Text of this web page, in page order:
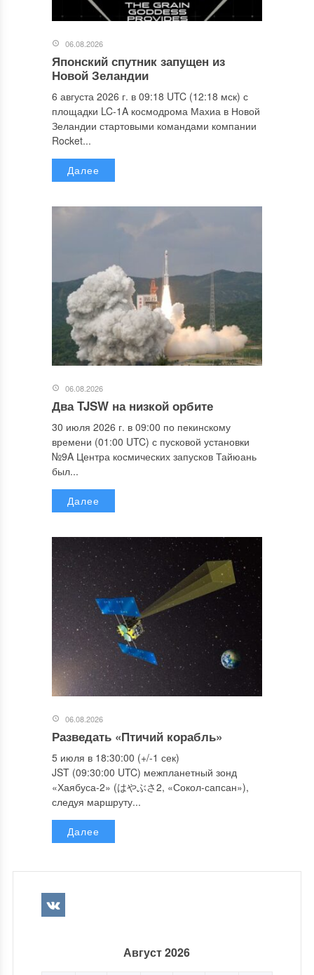
06.08.2026
Японский спутник запущен из
Новой Зеландии
6 августа 2026 г. в 09:18 UTC (12:18 мск) с
площадки LC-1A космодрома Махиа в Новой
Зеландии стартовыми командами компании
Rocket...
Далее
06.08.2026
Два TJSW на низкой орбите
30 июля 2026 г. в 09:00 по пекинскому
времени (01:00 UTC) с пусковой установки
№9A Центра космических запусков Тайюань
был...
Далее
06.08.2026
Разведать «Птичий корабль»
5 июля в 18:30:00 (+/-1 сек)
JST (09:30:00 UTC) межпланетный зонд
«Хаябуса-2» (はやぶさ2, «Сокол-сапсан»),
следуя маршруту...
Далее
Август 2026